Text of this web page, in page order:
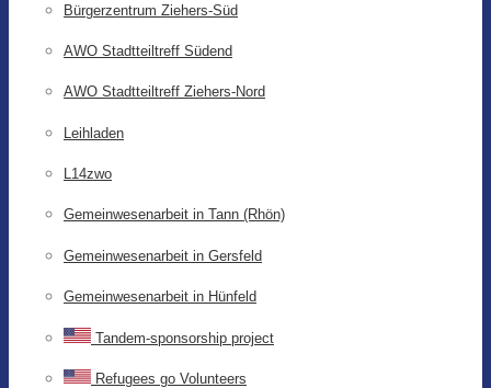
Bürgerzentrum Ziehers-Süd
AWO Stadtteiltreff Südend
AWO Stadtteiltreff Ziehers-Nord
Leihladen
L14zwo
Gemeinwesenarbeit in Tann (Rhön)
Gemeinwesenarbeit in Gersfeld
Gemeinwesenarbeit in Hünfeld
Tandem-sponsorship project
Refugees go Volunteers